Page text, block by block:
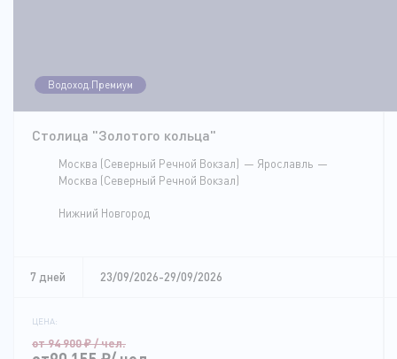
Водоход.Премиум
Столица "Золотого кольца"
Москва (Северный Речной Вокзал)
Ярославль
Москва (Северный Речной Вокзал)
Нижний Новгород
7 дней 23/09/2026-29/09/2026
ЦЕНА:
от 94 900₽/ чел.